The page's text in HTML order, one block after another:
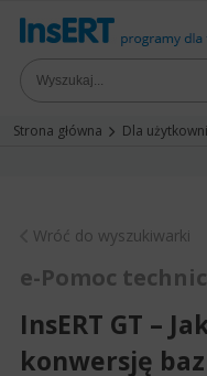
Strona główna Dla
Wróć do wyszukiwarki
e-Pomoc
InsERT GT –
konwersję